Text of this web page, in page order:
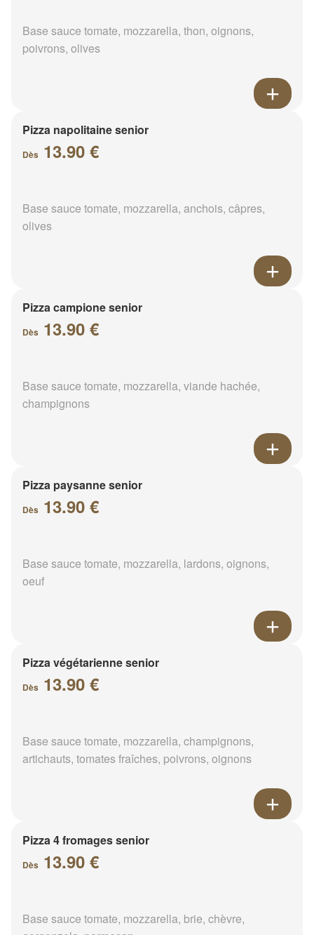
Base sauce tomate, mozzarella, thon, oignons,
poivrons, olives
Pizza napolitaine senior
Dès 13.90 €
Base sauce tomate, mozzarella, anchois, câpres,
olives
Pizza campione senior
Dès 13.90 €
Base sauce tomate, mozzarella, viande hachée,
champignons
Pizza paysanne senior
Dès 13.90 €
Base sauce tomate, mozzarella, lardons, oignons,
oeuf
Pizza végétarienne senior
Dès 13.90 €
Base sauce tomate, mozzarella, champignons,
artichauts, tomates fraîches, poivrons, oignons
Pizza 4 fromages senior
Dès 13.90 €
Base sauce tomate, mozzarella, brie, chèvre,